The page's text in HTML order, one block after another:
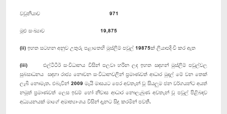
වවුනියාව 971
මුළු සංඛ්‍යාව 19,875
(ii) ඉහත සටහන අනුව උතුරු පළාතෙහි මුස්ලිම් පවුල් 19875ක් ලියාපදිංචි කර ඇත
(iii) එල්ටීටීඊ සංවිධානය විසින් පලවා හරින ලද ඉහත සඳහන් මුස්ලිම් පවුල්වල
සුබසාධනය සඳහා රාජ්‍ය නොවන සංවිධානවලින් ප්‍රමාණවත් ආධාර මුදල් මේ වන තෙක්
ලැබී නොමැත. එබැවින් 2009 මැයි මාසයට පෙර අවතැන් වූ සියලුම ජන වර්ගයන්ට අයත්
නමුත් ප්‍රමාණවත් ලෙස ඉඩම් හෝ නිවාස ආධාර නොලැබුණ අවතැන් වූ පවුල් පිළිබඳව
අධ්‍යයනයක් මාගේ අමාත්‍යාංශය විසින් දැනට සිදු කරමින් පවතී.